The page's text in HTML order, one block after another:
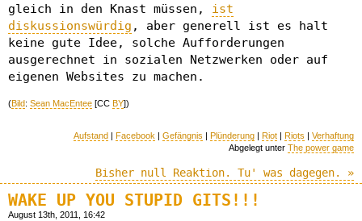
gleich in den Knast müssen, ist
diskussionswürdig , aber generell ist es halt
keine gute Idee, solche Aufforderungen
ausgerechnet in sozialen Netzwerken oder auf
eigenen Websites zu machen.
(Bild: Sean MacEntee [CC BY])
Aufstand | Facebook | Gefängnis | Plünderung | Riot | Riots | Verhaftung
Abgelegt unter The power game
Bisher null Reaktion. Tu' was dagegen. »
WAKE UP YOU STUPID GITS!!!
August 13th, 2011, 16:42